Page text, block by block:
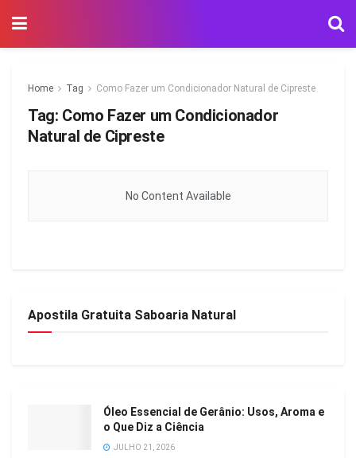
Home Tag Como Fazer um Condicionador Natural de Cipreste
Tag: Como Fazer um Condicionador
Natural de Cipreste
No Content Available
Apostila Gratuita Saboaria Natural
Óleo Essencial de Gerânio: Usos, Aroma e
o Que Diz a Ciência
JULHO 21, 2026